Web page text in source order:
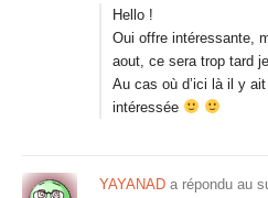
Hello !
Oui offre intéressante,
aout, ce sera trop tard
Au cas où d’ici là il y
intéressée
YAYANAD a répondu au